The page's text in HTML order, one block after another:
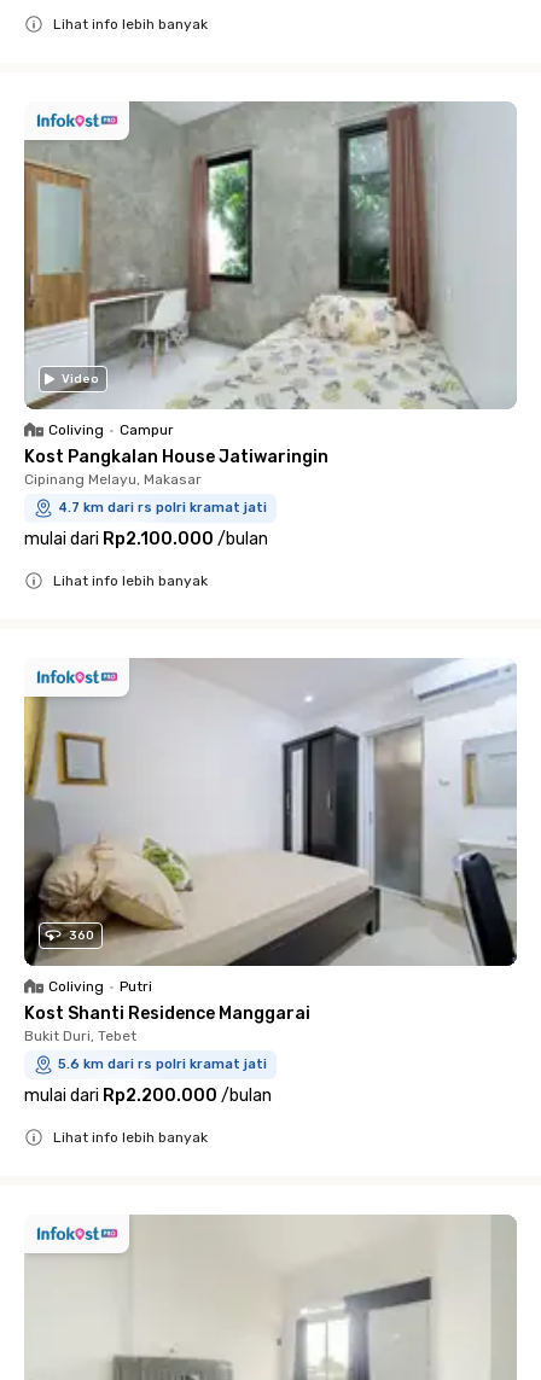
Lihat info lebih banyak
Video
Coliving • Campur
Kost Pangkalan House Jatiwaringin
Cipinang Melayu, Makasar
4.7 km dari rs polri kramat jati
mulai dari Rp2.100.000 /bulan
Lihat info lebih banyak
360
Coliving • Putri
Kost Shanti Residence Manggarai
Bukit Duri, Tebet
5.6 km dari rs polri kramat jati
mulai dari Rp2.200.000 /bulan
Lihat info lebih banyak